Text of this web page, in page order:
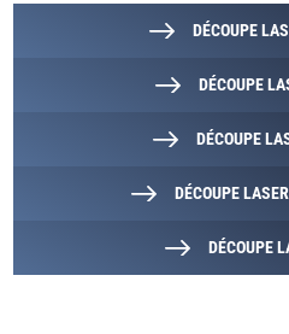
DÉCOUPE
DÉCOUPE
DÉCOUPE
DÉCOUPE
DÉCOUPE